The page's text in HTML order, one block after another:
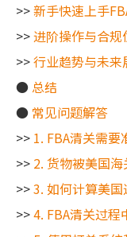
>>新手快速上手
>>进阶操作与合规
>>行业趋势与未来
● 总结
● 常见问题解答
>> 1. FBA清关需要
>> 2. 货物被美国海
>>3. 如何计算美国
>>4. FBA清关过程